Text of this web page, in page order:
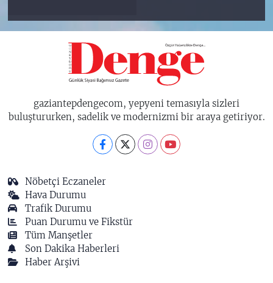
gaziantepdengecom, yepyeni temasıyla sizleri
buluştururken, sadelik ve modernizmi bir araya getiriyor.
Nöbetçi Eczaneler
Hava Durumu
Trafik Durumu
Puan Durumu ve Fikstür
Tüm Manşetler
Son Dakika Haberleri
Haber Arşivi